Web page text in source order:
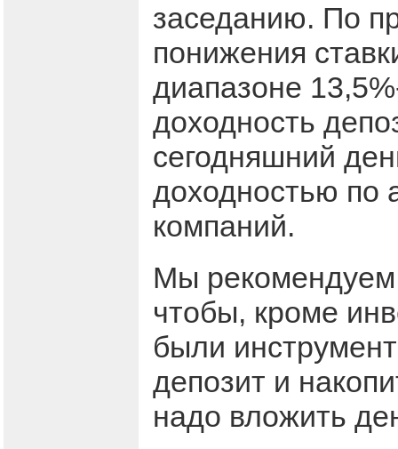
заседанию. По
понижения
диапазоне
доходность
сегодняшний
доходностью по
компаний.
Мы рекомендуем
чтобы, кроме
были
депозит и
надо вложить